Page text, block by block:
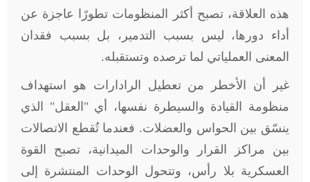
هذه العلاقة، تصبح أكثر المنظومات تطورًا عاجزة عن
أداء دورها، ليس بسبب التدمير، بل بسبب فقدان
المعنى العملياتي لما ترصده وتستقبله.
غير أن الأخطر من تعطيل الرادارات هو استهداف
منظومة القيادة والسيطرة نفسها، أي "العقل" الذي
ينسّق بين الحواس والعضلات. فعندما تُقطع الاتصالات
بين مراكز القرار والوحدات الميدانية، تصبح القوة
العسكرية بلا رأس، وتتحول الوحدات المنتشرة إلى